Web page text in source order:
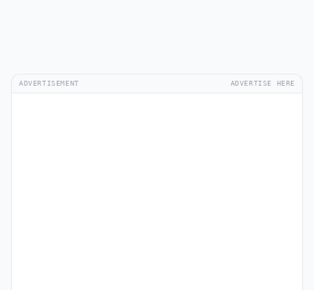
ADVERTISEMENT ADVERTISE HERE